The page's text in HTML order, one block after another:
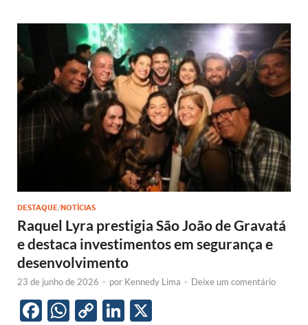
o
k
A
p
p
Li
n
k
dI
n
DESTAQUE/NOTÍCIAS
Raquel Lyra prestigia São João de Gravatá
e destaca investimentos em segurança e
desenvolvimento
23 de junho de 2026 - por Kennedy Lima - Deixe um comentário
F
W C
Li